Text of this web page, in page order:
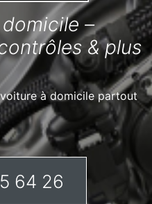
–
& plus
à domicile partout
64 26